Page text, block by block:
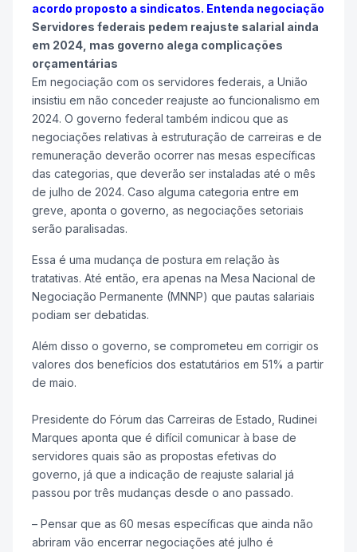
acordo proposto a sindicatos. Entenda negociação
Servidores federais pedem reajuste salarial ainda
em 2024, mas governo alega complicações
orçamentárias
Em negociação com os servidores federais, a União
insistiu em não conceder reajuste ao funcionalismo em
2024. O governo federal também indicou que as
negociações relativas à estruturação de carreiras e de
remuneração deverão ocorrer nas mesas específicas
das categorias, que deverão ser instaladas até o mês
de julho de 2024. Caso alguma categoria entre em
greve, aponta o governo, as negociações setoriais
serão paralisadas.
Essa é uma mudança de postura em relação às
tratativas. Até então, era apenas na Mesa Nacional de
Negociação Permanente (MNNP) que pautas salariais
podiam ser debatidas.
Além disso o governo, se comprometeu em corrigir os
valores dos benefícios dos estatutários em 51% a partir
de maio.
Presidente do Fórum das Carreiras de Estado, Rudinei
Marques aponta que é difícil comunicar à base de
servidores quais são as propostas efetivas do
governo, já que a indicação de reajuste salarial já
passou por três mudanças desde o ano passado.
– Pensar que as 60 mesas específicas que ainda não
abriram vão encerrar negociações até julho é